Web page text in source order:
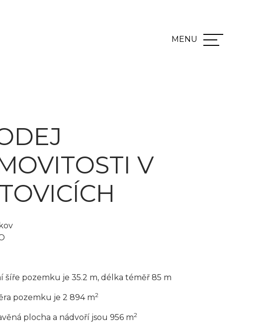
V
šíře pozemku je 35.2 m, délka téměř 85 m
pozemku je 2 894 m2
plocha a nádvoří jsou 956 m2